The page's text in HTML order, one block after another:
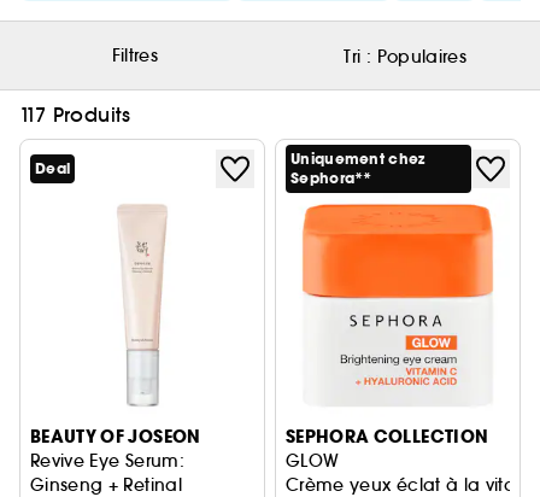
Filtres Tri : Populaires
117 Produits
Deal
BEAUTY OF JOSEON
Revive Eye Serum:
Ginseng + Retinal
Uniquement chez
Sephora**
SEPHORA COLLECTION
GLOW
Crème yeux éclat à la